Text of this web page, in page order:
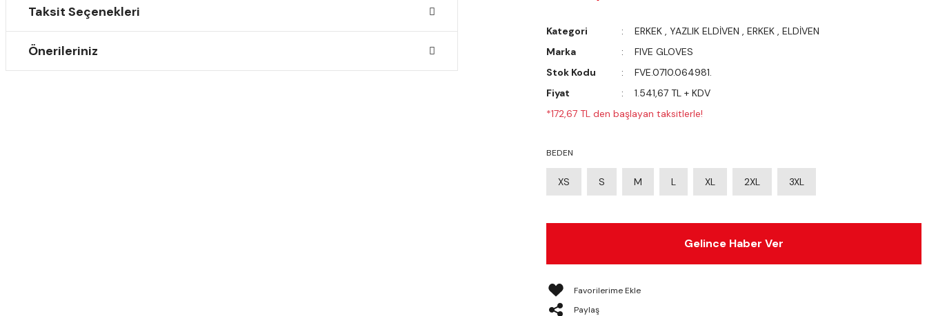
Taksit Seçenekleri
Önerileriniz
Kategori ERKEK , YAZLIK ELDİVEN , ERKEK , ELDİVEN
Marka
FIVE GLOVES
Stok Kodu
FVE.0710.064981.
Fiyat
1.541,67 TL + KDV
*172,67 TL den başlayan taksitlerle!
BEDEN
XS S M L XL 2XL 3XL
Gelince Haber Ver
Paylaş